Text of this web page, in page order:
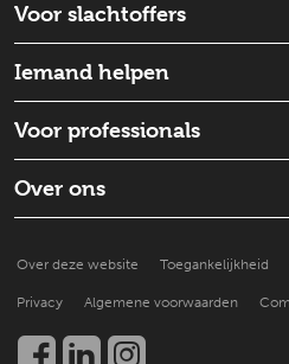
Voor slachtoffers
Wat is er gebeurd?
Emotionele hulp
Schadevergoeding
Strafproces
Iemand helpen
Check wat je kunt doen
Iemand ondersteunen
Goed voor jezelf zorgen
Beter leren helpen
Voor professionals
Wat is de situatie
Een slachtoffer doorverwijzen
Praktische ondersteuning
Kennis en onderzoek
Een slachtoffer helpen
Over ons
Nieuws en publicaties
Werken bij
Community
Over deze website Toegankelijkheid
Privacy Algemene voorwaarden